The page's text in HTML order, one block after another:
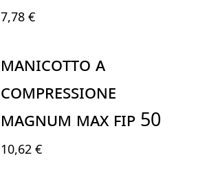
7,78 €
MANICOTTO A
COMPRESSIONE
MAGNUM MAX FIP 50
10,62 €